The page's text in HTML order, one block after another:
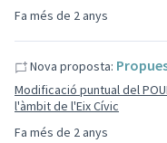
Fa més de 2 anys
Fa més de 2 anys
Nova proposta:
Modificació puntual del
l'àmbit de l'Eix Cívic